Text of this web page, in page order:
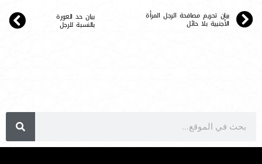
بيان تحريم مصافحة الرجل المرأة
الأجنبية بلا حائل
بيان حد العورة
بالنسبة للرجل